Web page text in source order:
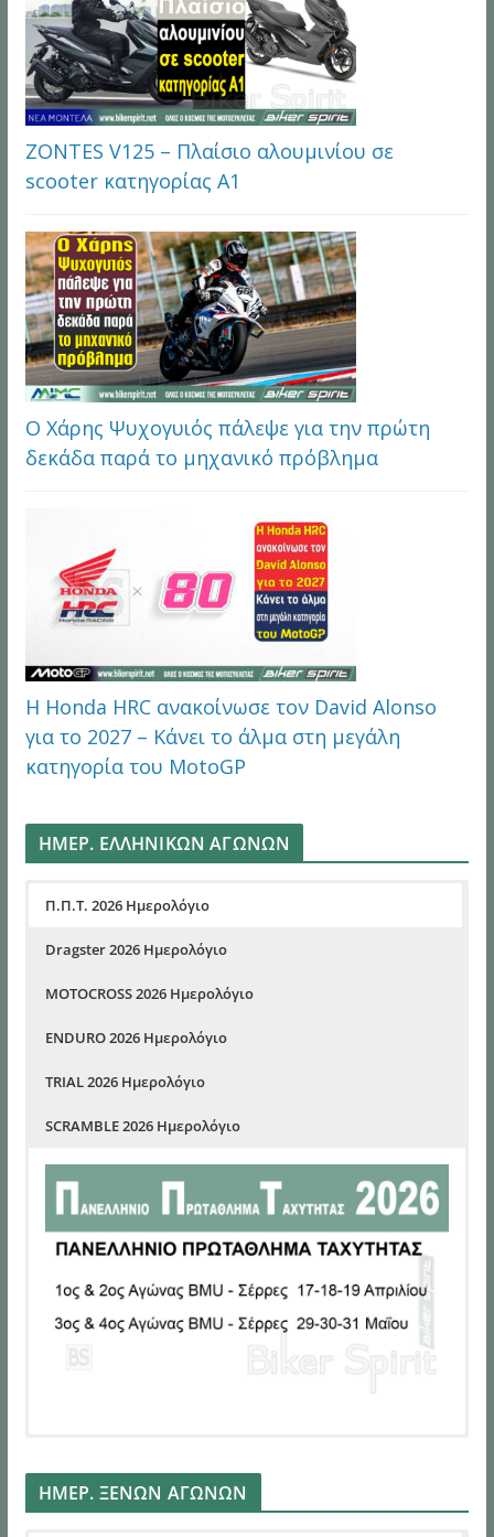
ZONTES V125 – Πλαίσιο αλουμινίου σε
scooter κατηγορίας Α1
Ο Χάρης Ψυχογυιός πάλεψε για την πρώτη
δεκάδα παρά το μηχανικό πρόβλημα
Η Honda HRC ανακοίνωσε τον David Alonso
για το 2027 – Κάνει το άλμα στη μεγάλη
κατηγορία του MotoGP
ΗΜΕΡ. ΕΛΛΗΝΙΚΩΝ ΑΓΩΝΩΝ
Π.Π.Τ. 2026 Ημερολόγιο
Dragster 2026 Ημερολόγιο
MOTOCROSS 2026 Ημερολόγιο
ENDURO 2026 Ημερολόγιο
TRIAL 2026 Ημερολόγιο
SCRAMBLE 2026 Ημερολόγιο
ΗΜΕΡ. ΞΕΝΩΝ ΑΓΩΝΩΝ